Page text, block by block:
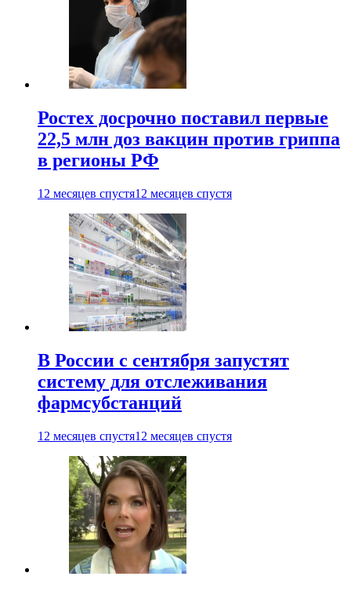
Ростех досрочно поставил первые
22,5 млн доз вакцин против гриппа
в регионы РФ
12 месяцев спустя12 месяцев спустя
В России с сентября запустят
систему для отслеживания
фармсубстанций
12 месяцев спустя12 месяцев спустя